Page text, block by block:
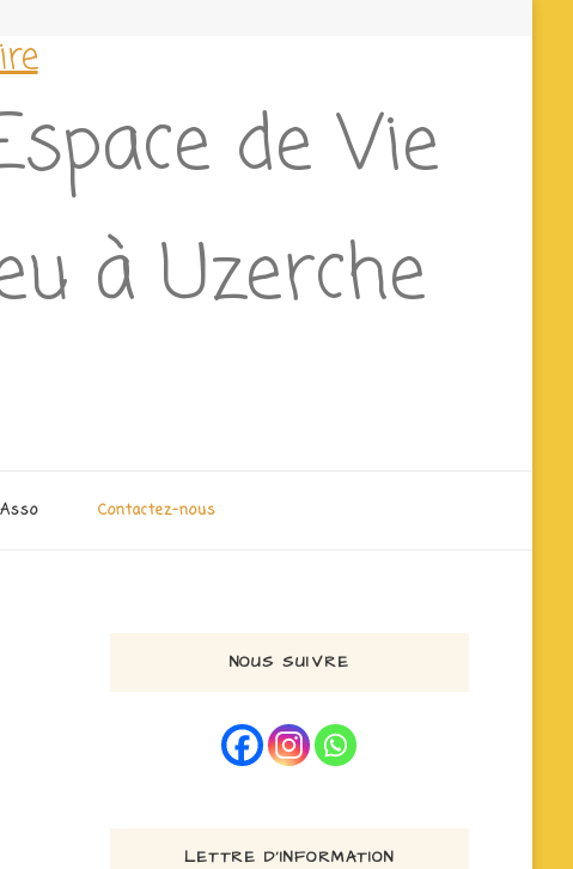
de Vie
à Uzerche
Contactez-nous
NOUS SUIVRE
LETTRE D’INFORMATION